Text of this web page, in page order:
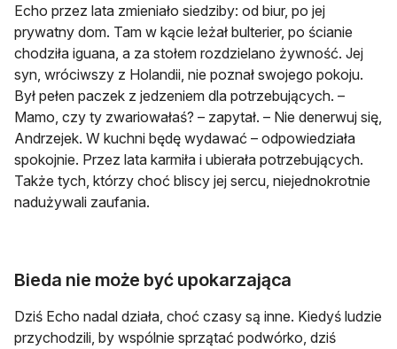
Echo przez lata zmieniało siedziby: od biur, po jej
prywatny dom. Tam w kącie leżał bulterier, po ścianie
chodziła iguana, a za stołem rozdzielano żywność. Jej
syn, wróciwszy z Holandii, nie poznał swojego pokoju.
Był pełen paczek z jedzeniem dla potrzebujących. –
Mamo, czy ty zwariowałaś? – zapytał. – Nie denerwuj się,
Andrzejek. W kuchni będę wydawać – odpowiedziała
spokojnie. Przez lata karmiła i ubierała potrzebujących.
Także tych, którzy choć bliscy jej sercu, niejednokrotnie
nadużywali zaufania.
Bieda nie może być upokarzająca
Dziś Echo nadal działa, choć czasy są inne. Kiedyś ludzie
przychodzili, by wspólnie sprzątać podwórko, dziś